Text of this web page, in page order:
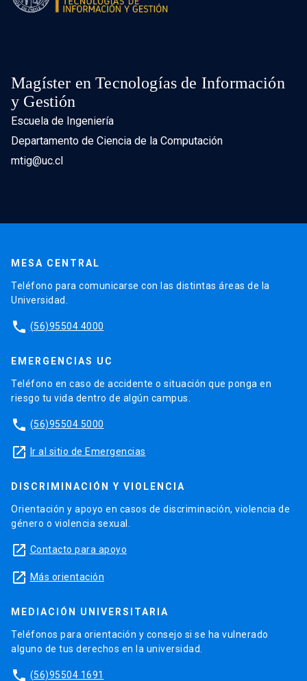
Magíster en Tecnologías de Información
y Gestión
Escuela de Ingeniería
Departamento de Ciencia de la Computación
mtig@uc.cl
MESA CENTRAL
Teléfono para comunicarse con las distintas áreas de la
Universidad.
phone (56)95504 4000
EMERGENCIAS UC
Teléfono en caso de accidente o situación que ponga en
riesgo tu vida dentro de algún campus.
phone (56)95504 5000
launch Ir al sitio de Emergencias
DISCRIMINACIÓN Y VIOLENCIA
Orientación y apoyo en casos de discriminación, violencia de
género o violencia sexual.
launch Contacto para apoyo
launch Más orientación
MEDIACIÓN UNIVERSITARIA
Teléfonos para orientación y consejo si se ha vulnerado
alguno de tus derechos en la universidad.
phone (56)95504 1691